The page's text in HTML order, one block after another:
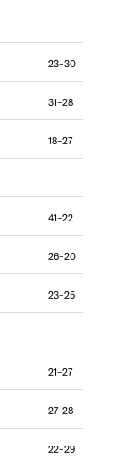
23–30
31–28
18–27
41–22
26–20
23–25
21–27
27–28
22–29